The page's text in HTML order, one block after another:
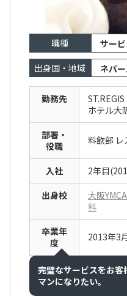
職種
サー
出身国・地域
ネパ
勤務先
ホテル大
部署・
役職
料飲部 レ
入社
2年目
出身校
大阪
科
卒業年
度
2013年3
完璧なサービスをお
マンになりたい。